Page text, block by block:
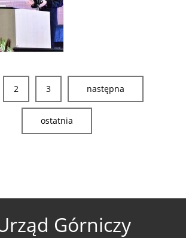
2 3 następna
ostatnia
Górniczy